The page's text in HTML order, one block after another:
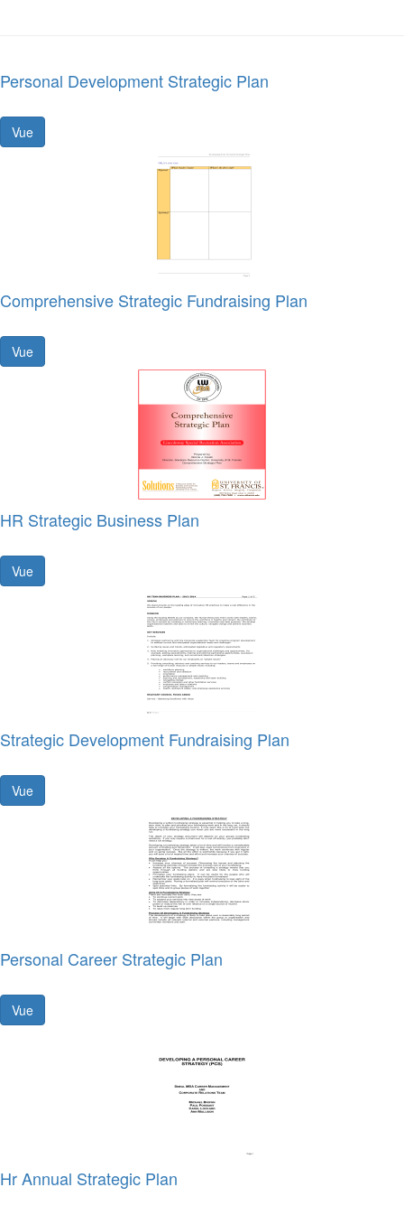
Personal Development Strategic Plan
Vue
Comprehensive Strategic Fundraising Plan
Vue
HR Strategic Business Plan
Vue
Strategic Development Fundraising Plan
Vue
Personal Career Strategic Plan
Vue
Hr Annual Strategic Plan